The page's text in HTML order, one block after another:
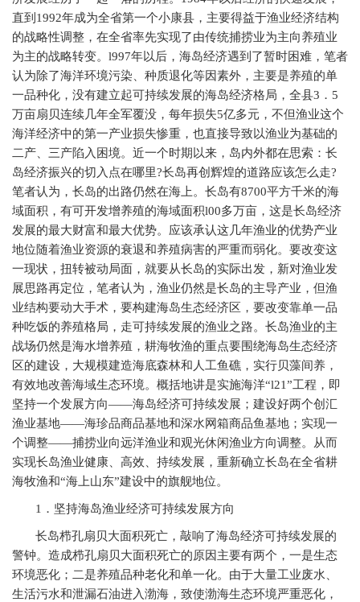
直到1992年成为全省第一个小康县，主要得益于渔业经济结构
的战略性调整，在全省率先实现了由传统捕捞业为主向养殖业
为主的战略转变。l997年以后，海岛经济遇到了暂时困难，笔者
认为除了海洋环境污染、种质退化等因素外，主要是养殖的单
一品种化，没有建立起可持续发展的海岛经济格局，全县3．5
万亩扇贝连续几年全军覆没，每年损失5亿多元，不但渔业这个
海洋经济中的第一产业损失惨重，也直接导致以渔业为基础的
二产、三产陷入困境。近一个时期以来，岛内外都在思索：长
岛经济振兴的切入点在哪里?长岛再创辉煌的道路应该怎么走?
笔者认为，长岛的出路仍然在海上。长岛有8700平方千米的海
域面积，有可开发增养殖的海域面积l00多万亩，这是长岛经济
发展的最大财富和最大优势。应该承认这几年渔业的优势产业
地位随着渔业资源的衰退和养殖病害的严重而弱化。要改变这
一现状，扭转被动局面，就要从长岛的实际出发，新对渔业发
展思路再定位，笔者认为，渔业仍然是长岛的主导产业，但渔
业结构要动大手术，要构建海岛生态经济区，要改变靠单一品
种吃饭的养殖格局，走可持续发展的渔业之路。长岛渔业的主
战场仍然是海水增养殖，耕海牧渔的重点要围绕海岛生态经济
区的建设，大规模建造海底森林和人工鱼礁，实行贝藻间养，
有效地改善海域生态环境。概括地讲是实施海洋“l21”工程，即
坚持一个发展方向——海岛经济可持续发展；建设好两个创汇
渔业基地——海珍品商品基地和深水网箱商品鱼基地；实现一
个调整——捕捞业向远洋渔业和观光休闲渔业方向调整。从而
实现长岛渔业健康、高效、持续发展，重新确立长岛在全省耕
海牧渔和“海上山东”建设中的旗舰地位。
1 ．坚持海岛渔业经济可持续发展方向
长岛栉孔扇贝大面积死亡，敲响了海岛经济可持续发展的
警钟。造成栉孔扇贝大面积死亡的原因主要有两个，一是生态
环境恶化；二是养殖品种老化和单一化。由于大量工业废水、
生活污水和泄漏石油进入渤海，致使渤海生态环境严重恶化，